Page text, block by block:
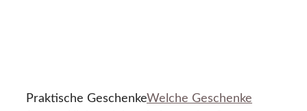
Praktische GeschenkeWelche Geschenke